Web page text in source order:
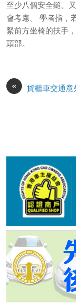
至少八個安全鎚。
會考慮。 學者指，
緊前方坐椅的扶手
頭部。
« 貨櫃車交通意